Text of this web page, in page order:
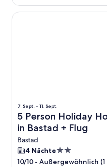
7. Sept. – 11. Sept.
5 Person Holiday
in Bastad + Flug
Bastad
4 Nächte2.0-
Sterne-
10/10 - Außergewöhnlich
5 Person Holiday Home in